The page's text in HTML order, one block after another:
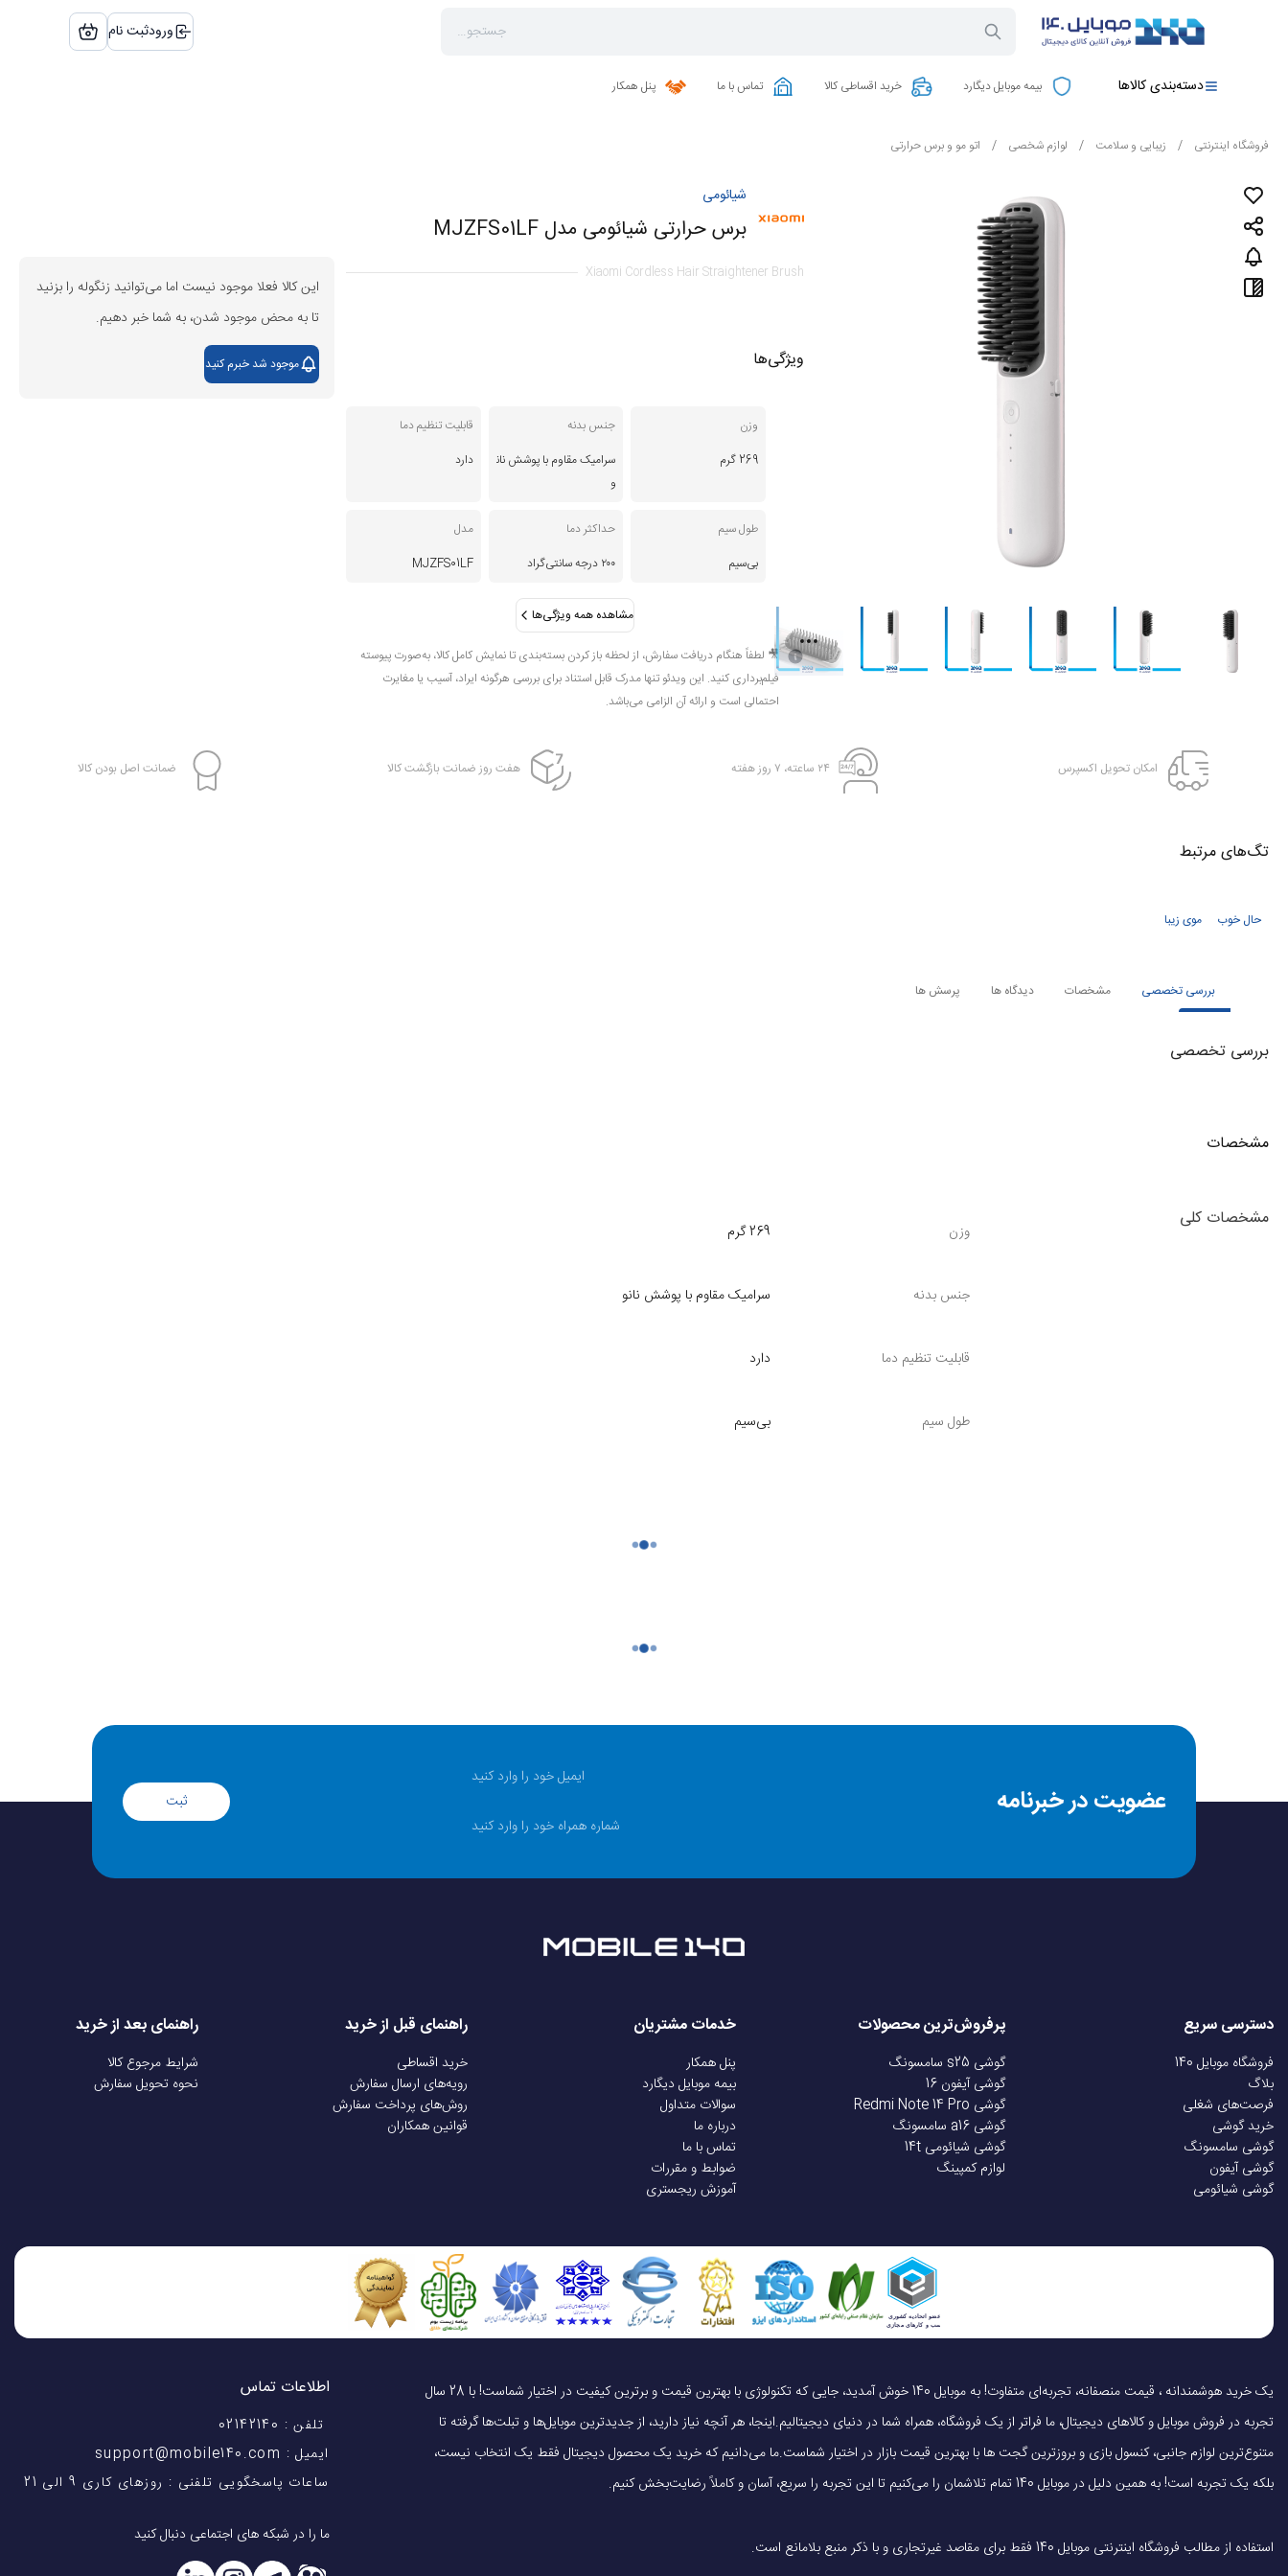
ورودثبت نام
دسته‌بندی کالاها بیمه موبایل دیگارد خرید اقساطی کالا تماس با ما پنل همکار
فروشگاه اینترنتی / زیبایی و سلامت / لوازم شخصی / اتو مو و برس حرارتی
شیائومی
برس حرارتی شیائومی مدل MJZFS01LF
Xiaomi Cordless Hair Straightener Brush
ویژگی‌ها
وزن
269 گرم
جنس بدنه
سرامیک مقاوم با پوشش نان
و
قابلیت تنظیم دما
دارد
طول سیم
بی‌سیم
حداکثر دما
۲۰۰ درجه سانتی‌گراد
مدل
MJZFS01LF
مشاهده همه ویژگی‌ها
🎥 لطفاً هنگام دریافت سفارش، از لحظه باز کردن بسته‌بندی تا نمایش کامل کالا، به‌صورت پیوسته
فیلم‌برداری کنید. این ویدئو تنها مدرک قابل استناد برای بررسی هرگونه ایراد، آسیب یا مغایرت
احتمالی است و ارائه آن الزامی می‌باشد.
این کالا فعلا موجود نیست اما می‌توانید زنگوله را بزنید
تا به محض موجود شدن، به شما خبر دهیم.
موجود شد خبرم کنید
امکان تحویل اکسپرس ۲۴ ساعته، ۷ روز هفته هفت روز ضمانت بازگشت کالا ضمانت اصل بودن کالا
تگ‌های‌ مرتبط
حال خوب موی زیبا
بررسی تخصصی مشخصات دیدگاه ها پرسش ها
بررسی تخصصی
مشخصات
مشخصات کلی
وزن 269 گرم
جنس بدنه سرامیک مقاوم با پوشش نانو
قابلیت تنظیم دما دارد
طول سیم بی‌سیم
مدل MJZFS01LF
ابعاد
نوع عملکرد
سایر ویژگی ها خاموشی خودکار پس از 30 دقیقه - شارژ از طریق پورت USB-C
توضیحات باتری ظرفیت باتری 3200 میلی‌ آمپر
عضویت در خبرنامه ثبت
دسترسی سریع
فروشگاه موبایل 140
بلاگ
فرصت‌های شغلی
خرید گوشی
گوشی سامسونگ
گوشی آیفون
گوشی شیائومی
پرفروش‌ترین محصولات
گوشی s25 سامسونگ
گوشی آیفون 16
گوشی Redmi Note 14 Pro
گوشی a16 سامسونگ
گوشی شیائومی 14t
لوازم کمپینگ
خدمات مشتریان
پنل همکار
بیمه موبایل دیگارد
سوالات متداول
درباره ما
تماس با ما
ضوابط و مقررات
آموزش ریجستری
راهنمای قبل از خرید
خرید اقساطی
رویه‌های ارسال سفارش
روش‌های پرداخت سفارش
قوانین همکاران
راهنمای بعد از خرید
شرایط مرجوع کالا
نحوه تحویل سفارش
یک خرید هوشمندانه ، قیمت منصفانه، تجربه‌ای متفاوت! به موبایل 140 خوش آمدید، جایی که تکنولوژی با بهترین قیمت و برترین کیفیت در اختیار شماست! با 28 سال
تجربه در فروش موبایل و کالاهای دیجیتال، ما فراتر از یک فروشگاه، همراه شما در دنیای دیجیتالیم.اینجا، هر آنچه نیاز دارید، از جدیدترین موبایل‌ها و تبلت‌ها گرفته تا
متنوع‌ترین لوازم جانبی، کنسول بازی و بروزترین گجت ها با بهترین قیمت بازار در اختیار شماست.ما می‌دانیم که خرید یک محصول دیجیتال فقط یک انتخاب نیست،
بلکه یک تجربه است! به همین دلیل در موبایل 140 تمام تلاشمان را می‌کنیم تا این تجربه را سریع، آسان و کاملاً رضایت‌بخش کنیم.
استفاده از مطالب فروشگاه اینترنتی موبایل 140 فقط برای مقاصد غیرتجاری و با ذکر منبع بلامانع است.
اطلاعات تماس
تلفن : 02142140
ایمیل : support@mobile140.com
ساعات پاسخگویی تلفنی : روزهای کاری 9 الی 21
ما را در شبکه های اجتماعی دنبال کنید